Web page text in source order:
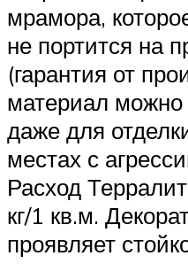
мрамора,
не портится на
(гарантия от
материал можно
даже для
местах с
Расход
кг/1 кв.м.
проявляет